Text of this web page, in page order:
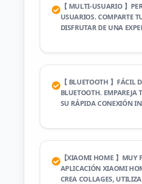
【 MULTI-USUARIO 】
USUARIOS. COMPARTE
DISFRUTAR DE UNA
【 BLUETOOTH 】FÁCIL
BLUETOOTH. EMPAREJA
SU RÁPIDA CONEXIÓN
【XIAOMI HOME 】MUY
APLICACIÓN XIAOMI
CREA COLLAGES,